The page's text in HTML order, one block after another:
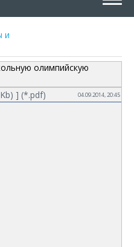
и
олимпийскую
] (*.pdf) 04.09.2014, 20:45